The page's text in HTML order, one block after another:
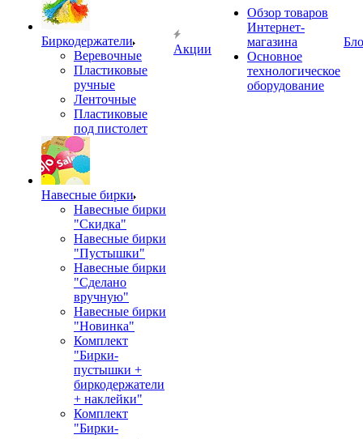
Биркодержатели
Веревочные
Пластиковые
ручные
Ленточные
Пластиковые
под пистолет
Навесные бирки
Навесные бирки
"Скидка"
Навесные бирки
"Пустышки"
Навесные бирки
"Сделано
вручную"
Навесные бирки
"Новинка"
Комплект
"Бирки-
пустышки +
биркодержатели
+ наклейки"
Комплект
"Бирки-
Акции
Обзор товаров
Интернет-
магазина
Основное
технологическое
оборудование